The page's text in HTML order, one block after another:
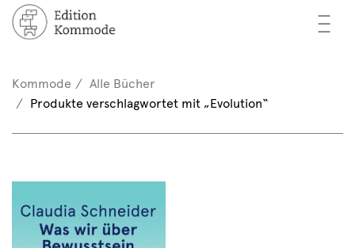
—
—
—
/ Registrieren
(0)
Kommode
Alle Bücher
Produkte verschlagwortet mit „Evolution“